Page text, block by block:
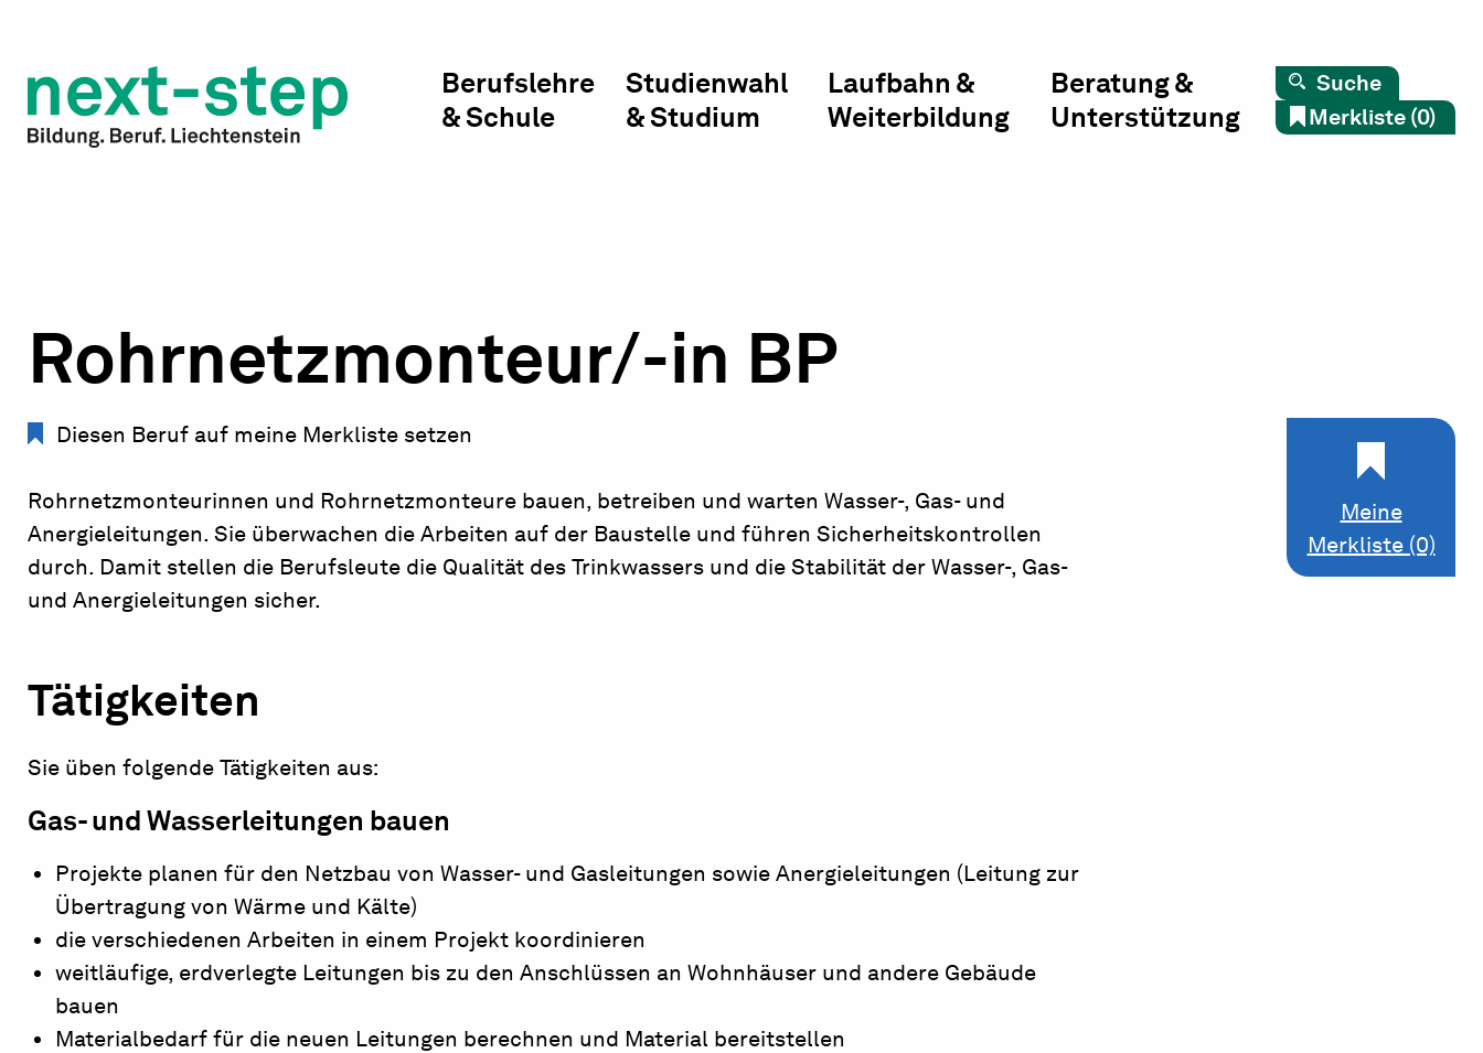
Laufbahn & Weiterbildung
Beratung & Unterstützung
Berufslehre
& Schule
Studienwahl
& Studium
Laufbahn &
Weiterbildung
Beratung &
Unterstützung
Suche
Merkliste (0)
Meine
Merkliste (0)
Rohrnetzmonteur/-in BP
Diesen Beruf auf meine Merkliste setzen
Rohrnetzmonteurinnen und Rohrnetzmonteure bauen, betreiben und warten Wasser-, Gas- und
Anergieleitungen. Sie überwachen die Arbeiten auf der Baustelle und führen Sicherheitskontrollen
durch. Damit stellen die Berufsleute die Qualität des Trinkwassers und die Stabilität der Wasser-, Gas-
und Anergieleitungen sicher.
Tätigkeiten
Sie üben folgende Tätigkeiten aus:
Gas- und Wasserleitungen bauen
Projekte planen für den Netzbau von Wasser- und Gasleitungen sowie Anergieleitungen (Leitung zur
Übertragung von Wärme und Kälte)
die verschiedenen Arbeiten in einem Projekt koordinieren
weitläufige, erdverlegte Leitungen bis zu den Anschlüssen an Wohnhäuser und andere Gebäude
bauen
Materialbedarf für die neuen Leitungen berechnen und Material bereitstellen